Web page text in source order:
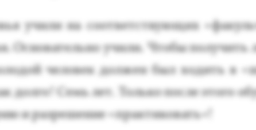
учи­ли на со­от­ветс­тву­ющих
Ос­но­ватель­но учи­ли. Что­бы по­лучить
че­ловек дол­жен был хо­дить в
дол­го! Семь лет. Толь­ко пос­ле это­го
и раз­ре­шение «прак­ти­ковать»!